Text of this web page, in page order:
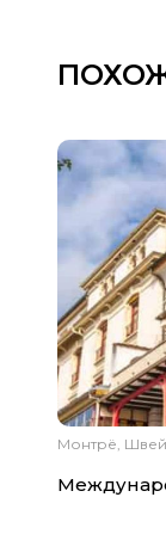
Монтрё,